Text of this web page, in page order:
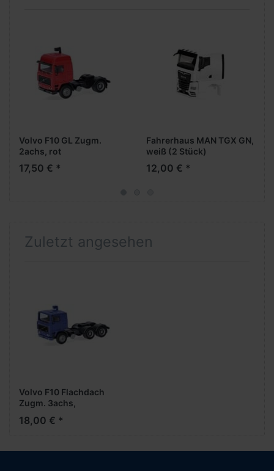
Volvo F10 GL Zugm.
2achs, rot
17,50 € *
Fahrerhaus MAN TGX GN,
weiß (2 Stück)
12,00 € *
Zuletzt angesehen
Volvo F10 Flachdach
Zugm. 3achs,
18,00 € *